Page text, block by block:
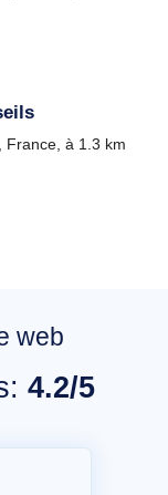
France, à 1.3 km
web
4.2/5